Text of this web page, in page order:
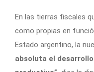
En las tierras fiscales
como propias en
Estado argentino, la
absoluta el